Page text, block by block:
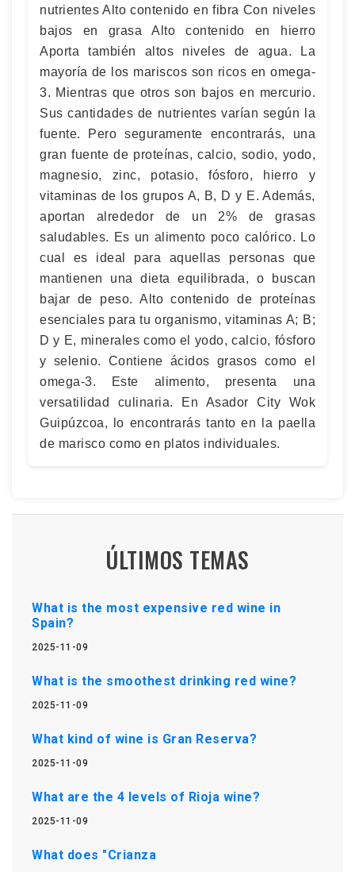
nutrientes Alto contenido en fibra Con niveles
bajos en grasa Alto contenido en hierro
Aporta también altos niveles de agua. La
mayoría de los mariscos son ricos en omega-
3. Mientras que otros son bajos en mercurio.
Sus cantidades de nutrientes varían según la
fuente. Pero seguramente encontrarás, una
gran fuente de proteínas, calcio, sodio, yodo,
magnesio, zinc, potasio, fósforo, hierro y
vitaminas de los grupos A, B, D y E. Además,
aportan alrededor de un 2% de grasas
saludables. Es un alimento poco calórico. Lo
cual es ideal para aquellas personas que
mantienen una dieta equilibrada, o buscan
bajar de peso. Alto contenido de proteínas
esenciales para tu organismo, vitaminas A; B;
D y E, minerales como el yodo, calcio, fósforo
y selenio. Contiene ácidos grasos como el
omega-3. Este alimento, presenta una
versatilidad culinaria. En Asador City Wok
Guipúzcoa, lo encontrarás tanto en la paella
de marisco como en platos individuales.
ÚLTIMOS TEMAS
What is the most expensive red wine in
Spain?
2025-11-09
What is the smoothest drinking red wine?
2025-11-09
What kind of wine is Gran Reserva?
2025-11-09
What are the 4 levels of Rioja wine?
2025-11-09
What does "Crianza